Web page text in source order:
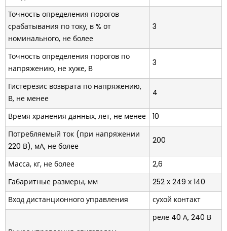
Точность определения порогов
срабатывания по току, в % от
номинального, не более
3
Точность определения порогов по
напряжению, не хуже, В
3
Гистерезис возврата по напряжению,
В, не менее
4
Время хранения данных, лет, не менее 10
Потребляемый ток (при напряжении
220 В), мА, не более
200
Масса, кг, не более
2,6
Габаритные размеры, мм
252 х 249 х 140
Вход дистанционного управления
сухой контакт
реле 40 А, 240 В